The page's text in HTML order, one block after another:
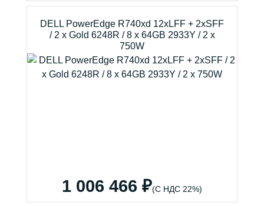
DELL PowerEdge R740xd 12xLFF + 2xSFF
/ 2 x Gold 6248R / 8 x 64GB 2933Y / 2 x
750W
1 006 466 ₽(С НДС 22%)